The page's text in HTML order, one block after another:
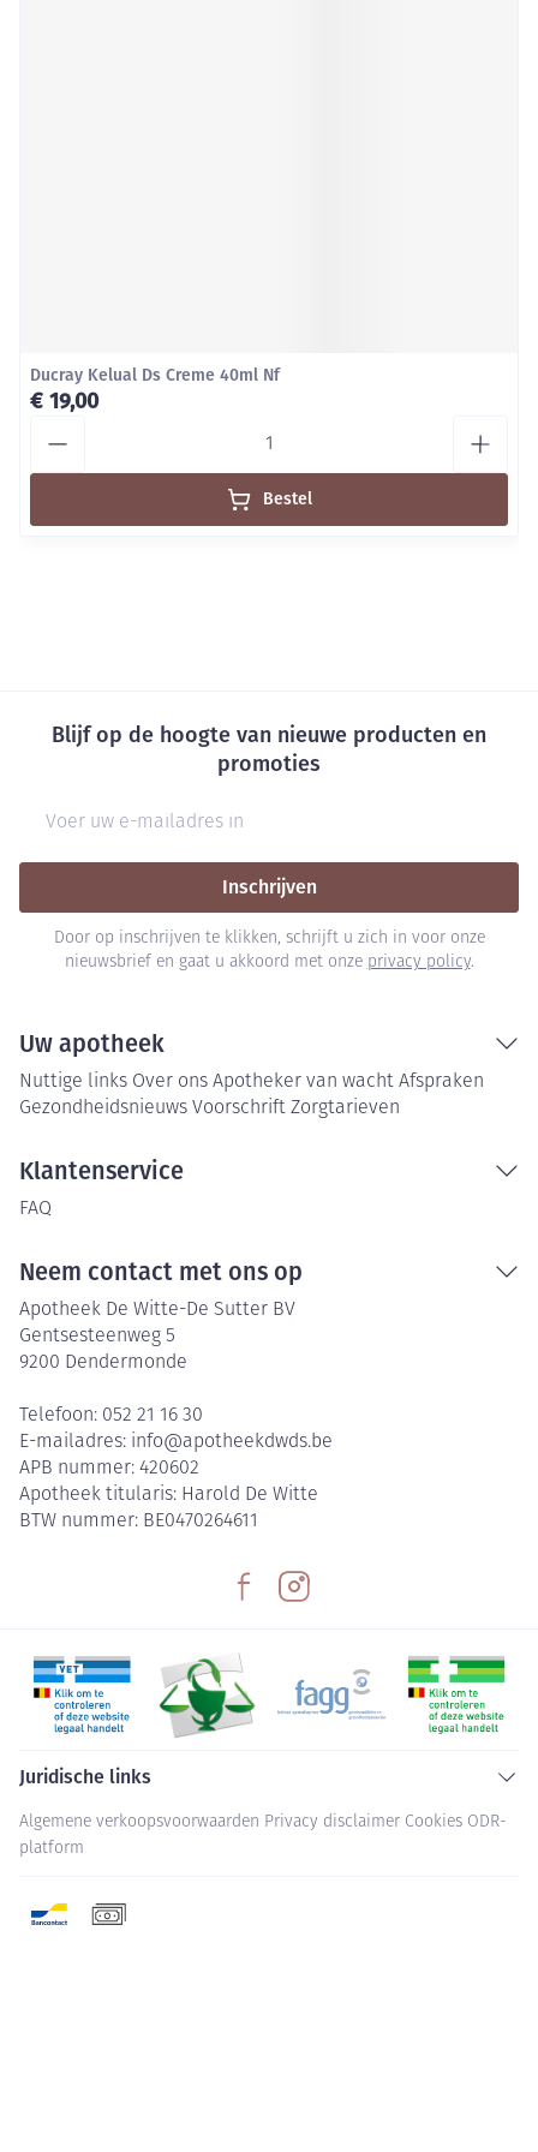
Ducray Kelual Ds Creme 40ml Nf
€ 19,00
Bestel
Blijf op de hoogte van nieuwe producten en
promoties
Inschrijven
Door op inschrijven te klikken, schrijft u zich in voor onze
nieuwsbrief en gaat u akkoord met onze privacy policy.
Uw apotheek
Nuttige links Over ons Apotheker van wacht Afspraken
Gezondheidsnieuws Voorschrift Zorgtarieven
Klantenservice
FAQ
Neem contact met ons op
Apotheek De Witte-De Sutter BV
Gentsesteenweg 5
9200 Dendermonde
Telefoon: 052 21 16 30
E-mailadres: info@apotheekdwds.be
APB nummer: 420602
Apotheek titularis: Harold De Witte
BTW nummer: BE0470264611
Juridische links
Algemene verkoopsvoorwaarden Privacy disclaimer Cookies ODR-
platform